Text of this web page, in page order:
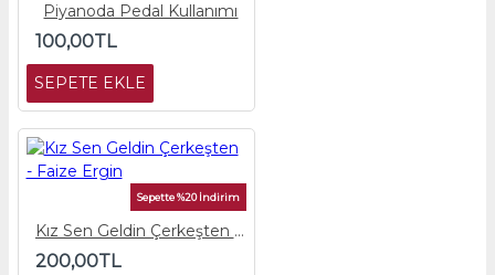
Piyanoda Pedal Kullanımı
100,00TL
SEPETE EKLE
Sepette %20 İndirim
Kız Sen Geldin Çerkeşten - Faize Ergin
200,00TL